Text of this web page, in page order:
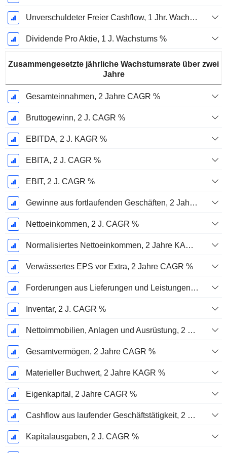
Unverschuldeter Freier Cashflow, 1 Jhr. Wachstum %
Dividende Pro Aktie, 1 J. Wachstums %
Zusammengesetzte jährliche Wachstumsrate über zwei
Jahre
Gesamteinnahmen, 2 Jahre CAGR %
Bruttogewinn, 2 J. CAGR %
EBITDA, 2 J. KAGR %
EBITA, 2 J. CAGR %
EBIT, 2 J. CAGR %
Gewinne aus fortlaufenden Geschäften, 2 Jahre. CAGR %
Nettoeinkommen, 2 J. CAGR %
Normalisiertes Nettoeinkommen, 2 Jahre KAGR %
Verwässertes EPS vor Extra, 2 Jahre CAGR %
Forderungen aus Lieferungen und Leistungen, 2 J. CAGR %
Inventar, 2 J. CAGR %
Nettoimmobilien, Anlagen und Ausrüstung, 2 Jahre. CAGR %
Gesamtvermögen, 2 Jahre CAGR %
Materieller Buchwert, 2 Jahre KAGR %
Eigenkapital, 2 Jahre CAGR %
Cashflow aus laufender Geschäftstätigkeit, 2 Jahre CAGR %
Kapitalausgaben, 2 J. CAGR %